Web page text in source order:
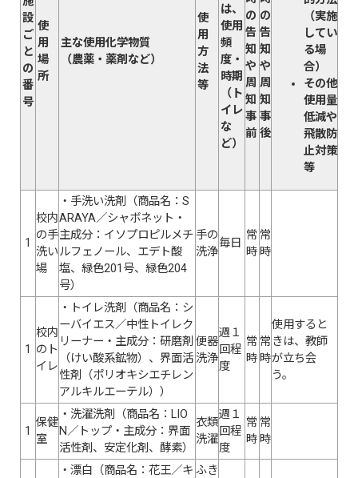
設
ご
と
の
番
号
使
用
場
所
主な使用化学物質
（農薬・薬剤など）
使
用
方
法
等
は、
使用
頻
度・
時期
（ト
イレ
な
ど）
の
告
知
や
周
知
事
前
の
告
知
や
周
知
事
後
（実施
してい
る場
合）
その他
使用量
低減や
飛散防
止対策
等
1
校内
の手
洗い
場
・手洗い洗剤（商品名：S
ARAYA／シャボネット・
主成分：イソプロピルメチ
ルフェノール、エデト酸
塩、緑色201号、緑色204
号）
手の
洗浄
毎日
常
時
常
時
1
校内
のト
イレ
・トイレ洗剤（商品名：シ
ーバイエス／中性トイレク
リーナー・主成分：研磨剤
（けい酸系鉱物）、界面活
性剤（ポリオキシエチレン
アルキルエーテル））
便器
洗浄
週１
回程
度
常
時
常
時
使用すると
きは、教師
が立ち会
う。
1
保健
室
・洗濯洗剤（商品名：LIO
N／トップ・主成分：界面
活性剤、安定化剤、酵素）
衣類
洗濯
週１
回程
度
常
時
常
時
・漂白（商品名：花王／キ ふき